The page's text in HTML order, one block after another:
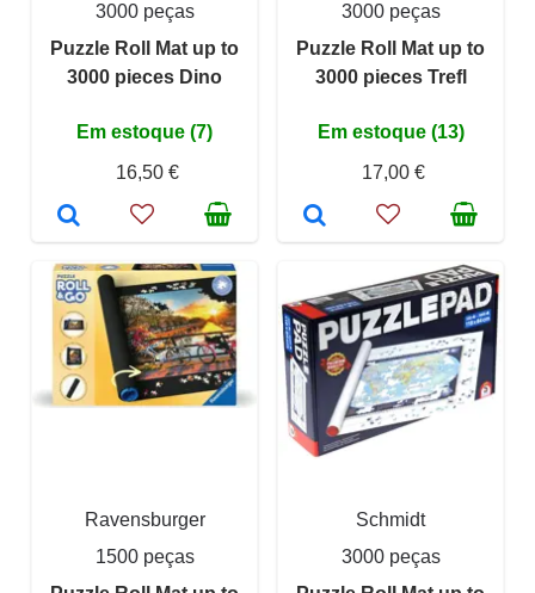
3000 peças
Puzzle Roll Mat up to
3000 pieces Dino
Em estoque (7)
16,50 €
3000 peças
Puzzle Roll Mat up to
3000 pieces Trefl
Em estoque (13)
17,00 €
Ravensburger
1500 peças
Schmidt
3000 peças